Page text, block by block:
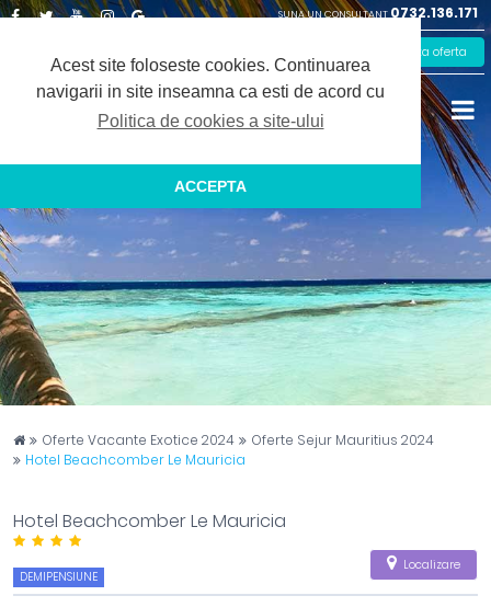
Acest site foloseste cookies. Continuarea
navigarii in site inseamna ca esti de acord cu
Politica de cookies a site-ului
ACCEPTA
Captain Travel
Oferte Vacante Exotice 2024
Oferte Sejur Mauritius 2024
Hotel Beachcomber Le Mauricia
Hotel Beachcomber Le Mauricia
DEMIPENSIUNE
Localizare
SUNA UN CONSULTANT 0732.136.171
Plus
Solicita oferta